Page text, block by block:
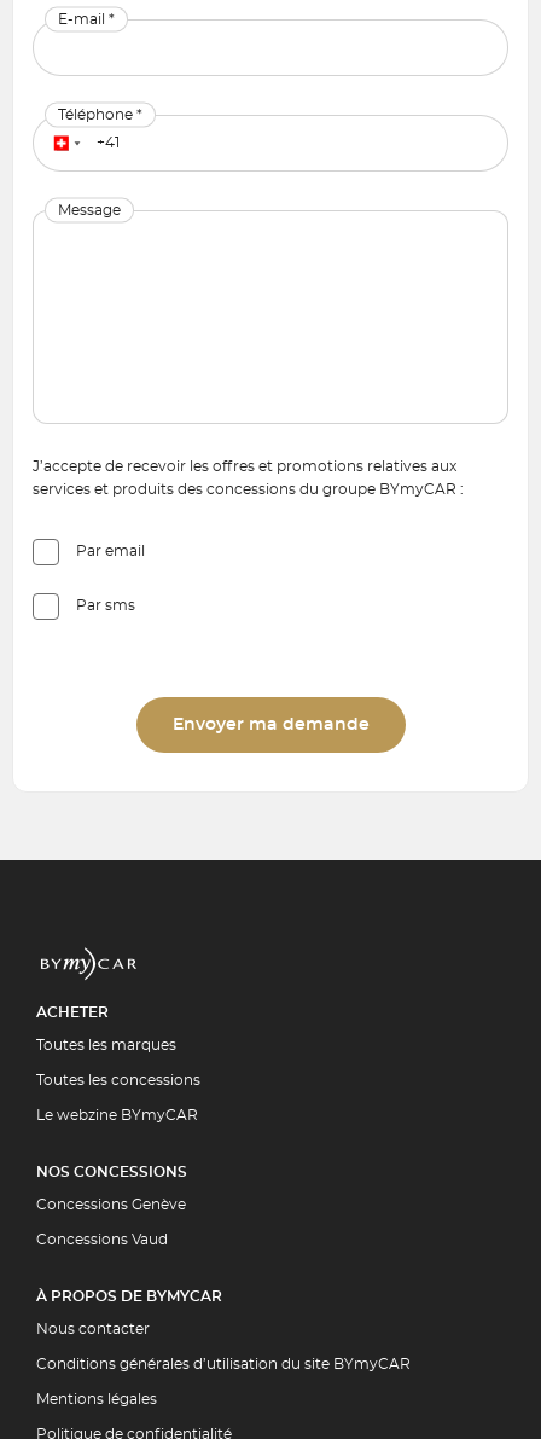
E-mail *
Téléphone *
Message
J’accepte de recevoir les offres et promotions relatives aux
services et produits des concessions du groupe BYmyCAR :
Par email
Par sms
Envoyer ma demande
ACHETER
Toutes les marques
Toutes les concessions
Le webzine BYmyCAR
NOS CONCESSIONS
Concessions Genève
Concessions Vaud
À PROPOS DE BYMYCAR
Nous contacter
Conditions générales d’utilisation du site BYmyCAR
Mentions légales
Politique de confidentialité